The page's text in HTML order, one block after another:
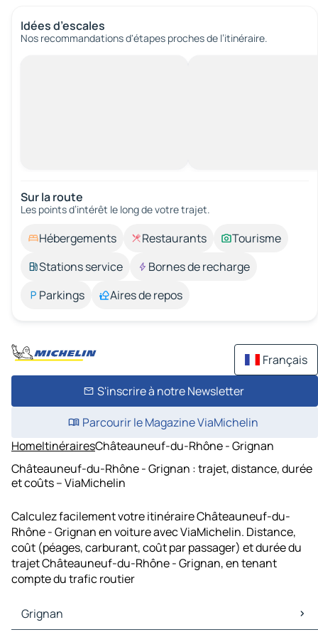
Idées d’escales
Nos recommandations d'étapes proches de l’itinéraire.
Sur la route
Les points d’intérêt le long de votre trajet.
Hébergements Restaurants
Tourisme
Stations service
Bornes de recharge
Parkings
Aires de repos
Français
S'inscrire à notre Newsletter
Parcourir le Magazine ViaMichelin
HomeItinérairesChâteauneuf-du-Rhône - Grignan
Châteauneuf-du-Rhône - Grignan : trajet, distance, durée
et coûts – ViaMichelin
Calculez facilement votre itinéraire Châteauneuf-du-
Rhône - Grignan en voiture avec ViaMichelin. Distance,
coût (péages, carburant, coût par passager) et durée du
trajet Châteauneuf-du-Rhône - Grignan, en tenant
compte du trafic routier
Grignan